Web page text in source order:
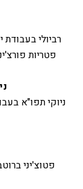
רביולי
פטריות
ניוקי תפו"א
פטוצ'יני